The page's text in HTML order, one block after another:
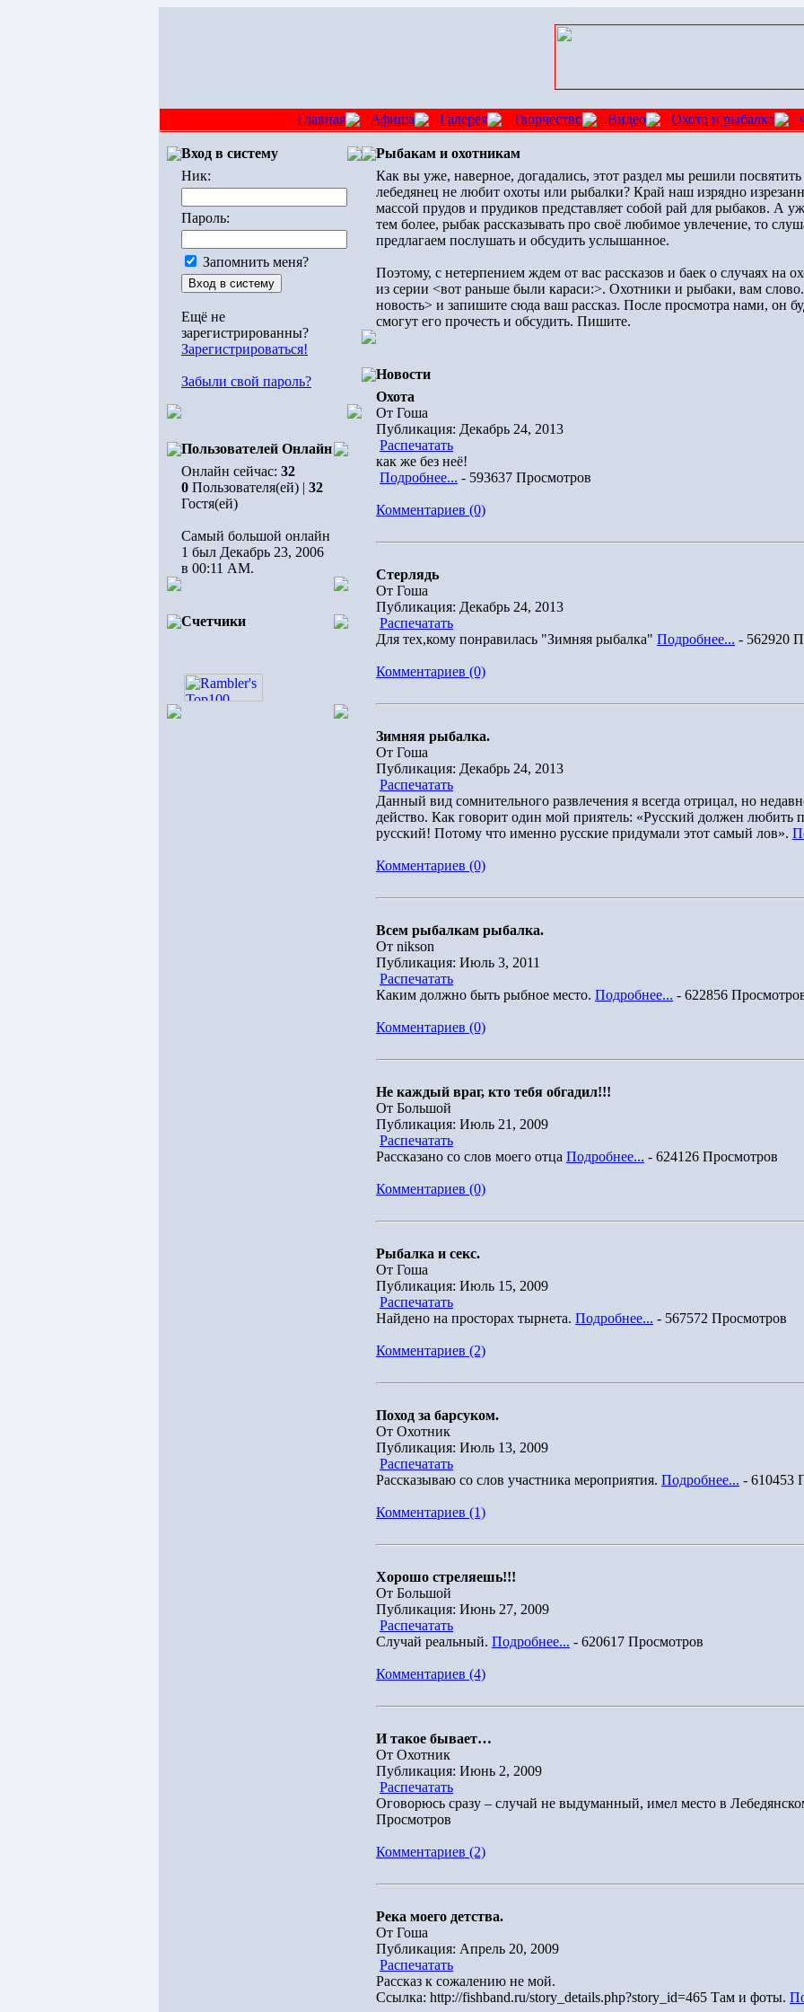
Главная Афиша Галерея Творчество Видео Охота и рыбалка
Вход в систему
Ник:
Пароль:
Запомнить меня?
Ещё не
зарегистрированны?
Зарегистрироваться!
Забыли свой пароль?
Пользователей Онлайн
Онлайн сейчас: 32
0 Пользователя(ей) | 32
Гостя(ей)
Самый большой онлайн
1 был Декабрь 23, 2006
в 00:11 AM.
Счетчики
Рыбакам и охотникам
Как вы уже, наверное, догадались, этот раздел мы решили
лебедянец не любит охоты или рыбалки? Край наш изрядно
массой прудов и прудиков представляет собой рай для рыбаков. А
тем более, рыбак рассказывать про своё любимое увлечение, то
предлагаем послушать и обсудить услышанное.
Поэтому, с нетерпением ждем от вас рассказов и баек о случаях на
из серии <вот раньше были караси:>. Охотники и рыбаки, вам
новость> и запишите сюда ваш рассказ. После просмотра нами, он
смогут его прочесть и обсудить. Пишите.
Новости
Охота
От Гоша
Публикация: Декабрь 24, 2013
Распечатать
как же без неё!
Подробнее... - 593637 Просмотров
Комментариев (0)
Стерлядь
От Гоша
Публикация: Декабрь 24, 2013
Распечатать
Для тех,кому понравилась "Зимняя рыбалка" Подробнее... - 562920
Комментариев (0)
Зимняя рыбалка.
От Гоша
Публикация: Декабрь 24, 2013
Распечатать
Данный вид сомнительного развлечения я всегда отрицал, но
действо. Как говорит один мой приятель: «Русский должен любить
русский! Потому что именно русские придумали этот самый лов».
Комментариев (0)
Всем рыбалкам рыбалка.
От nikson
Публикация: Июль 3, 2011
Распечатать
Каким должно быть рыбное место. Подробнее... - 622856
Комментариев (0)
Не каждый враг, кто тебя обгадил!!!
От Большой
Публикация: Июль 21, 2009
Распечатать
Рассказано со слов моего отца Подробнее... - 624126 Просмотров
Комментариев (0)
Рыбалка и секс.
От Гоша
Публикация: Июль 15, 2009
Распечатать
Найдено на просторах тырнета. Подробнее... - 567572 Просмотров
Комментариев (2)
Поход за барсуком.
От Охотник
Публикация: Июль 13, 2009
Распечатать
Рассказываю со слов участника мероприятия. Подробнее... - 610453
Комментариев (1)
Хорошо стреляешь!!!
От Большой
Публикация: Июнь 27, 2009
Распечатать
Случай реальный. Подробнее... - 620617 Просмотров
Комментариев (4)
И такое бывает…
От Охотник
Публикация: Июнь 2, 2009
Распечатать
Оговорюсь сразу – случай не выдуманный, имел место в
Просмотров
Комментариев (2)
Река моего детства.
От Гоша
Публикация: Апрель 20, 2009
Распечатать
Рассказ к сожалению не мой.
Ссылка: http://fishband.ru/story_details.php?story_id=465 Там и фоты.